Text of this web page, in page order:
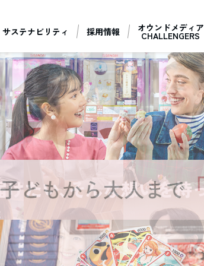
サステナビリティ 採用情報 オウンドメディア
CHALLENGERS